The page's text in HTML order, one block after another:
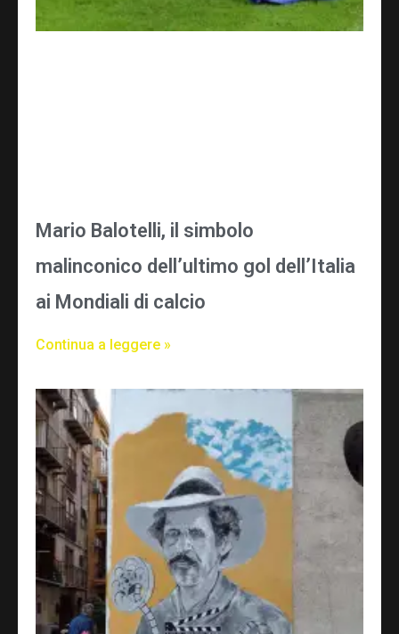
Mario Balotelli, il simbolo
malinconico dell’ultimo gol dell’Italia
ai Mondiali di calcio
Continua a leggere »